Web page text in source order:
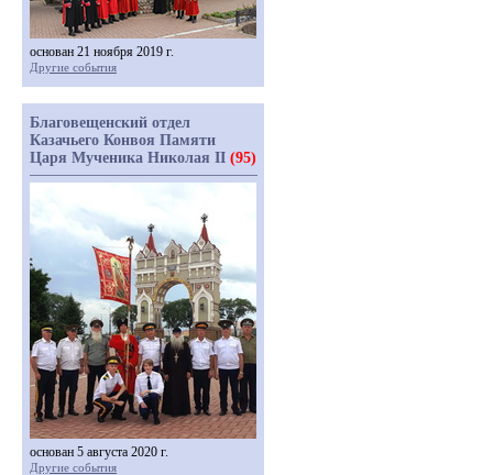
основан 21 ноября 2019 г.
Другие события
Благовещенский отдел
Казачьего Конвоя Памяти
Царя Мученика Николая II (95)
основан 5 августа 2020 г.
Другие события